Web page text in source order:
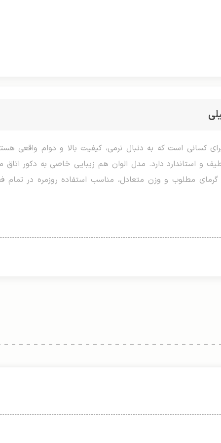
و استاندارد دارد. مدل الوان هم زیبایی خاصی به دکور
گرمای مطلوب و وزن متعادل، مناسب استفاده روزمره در